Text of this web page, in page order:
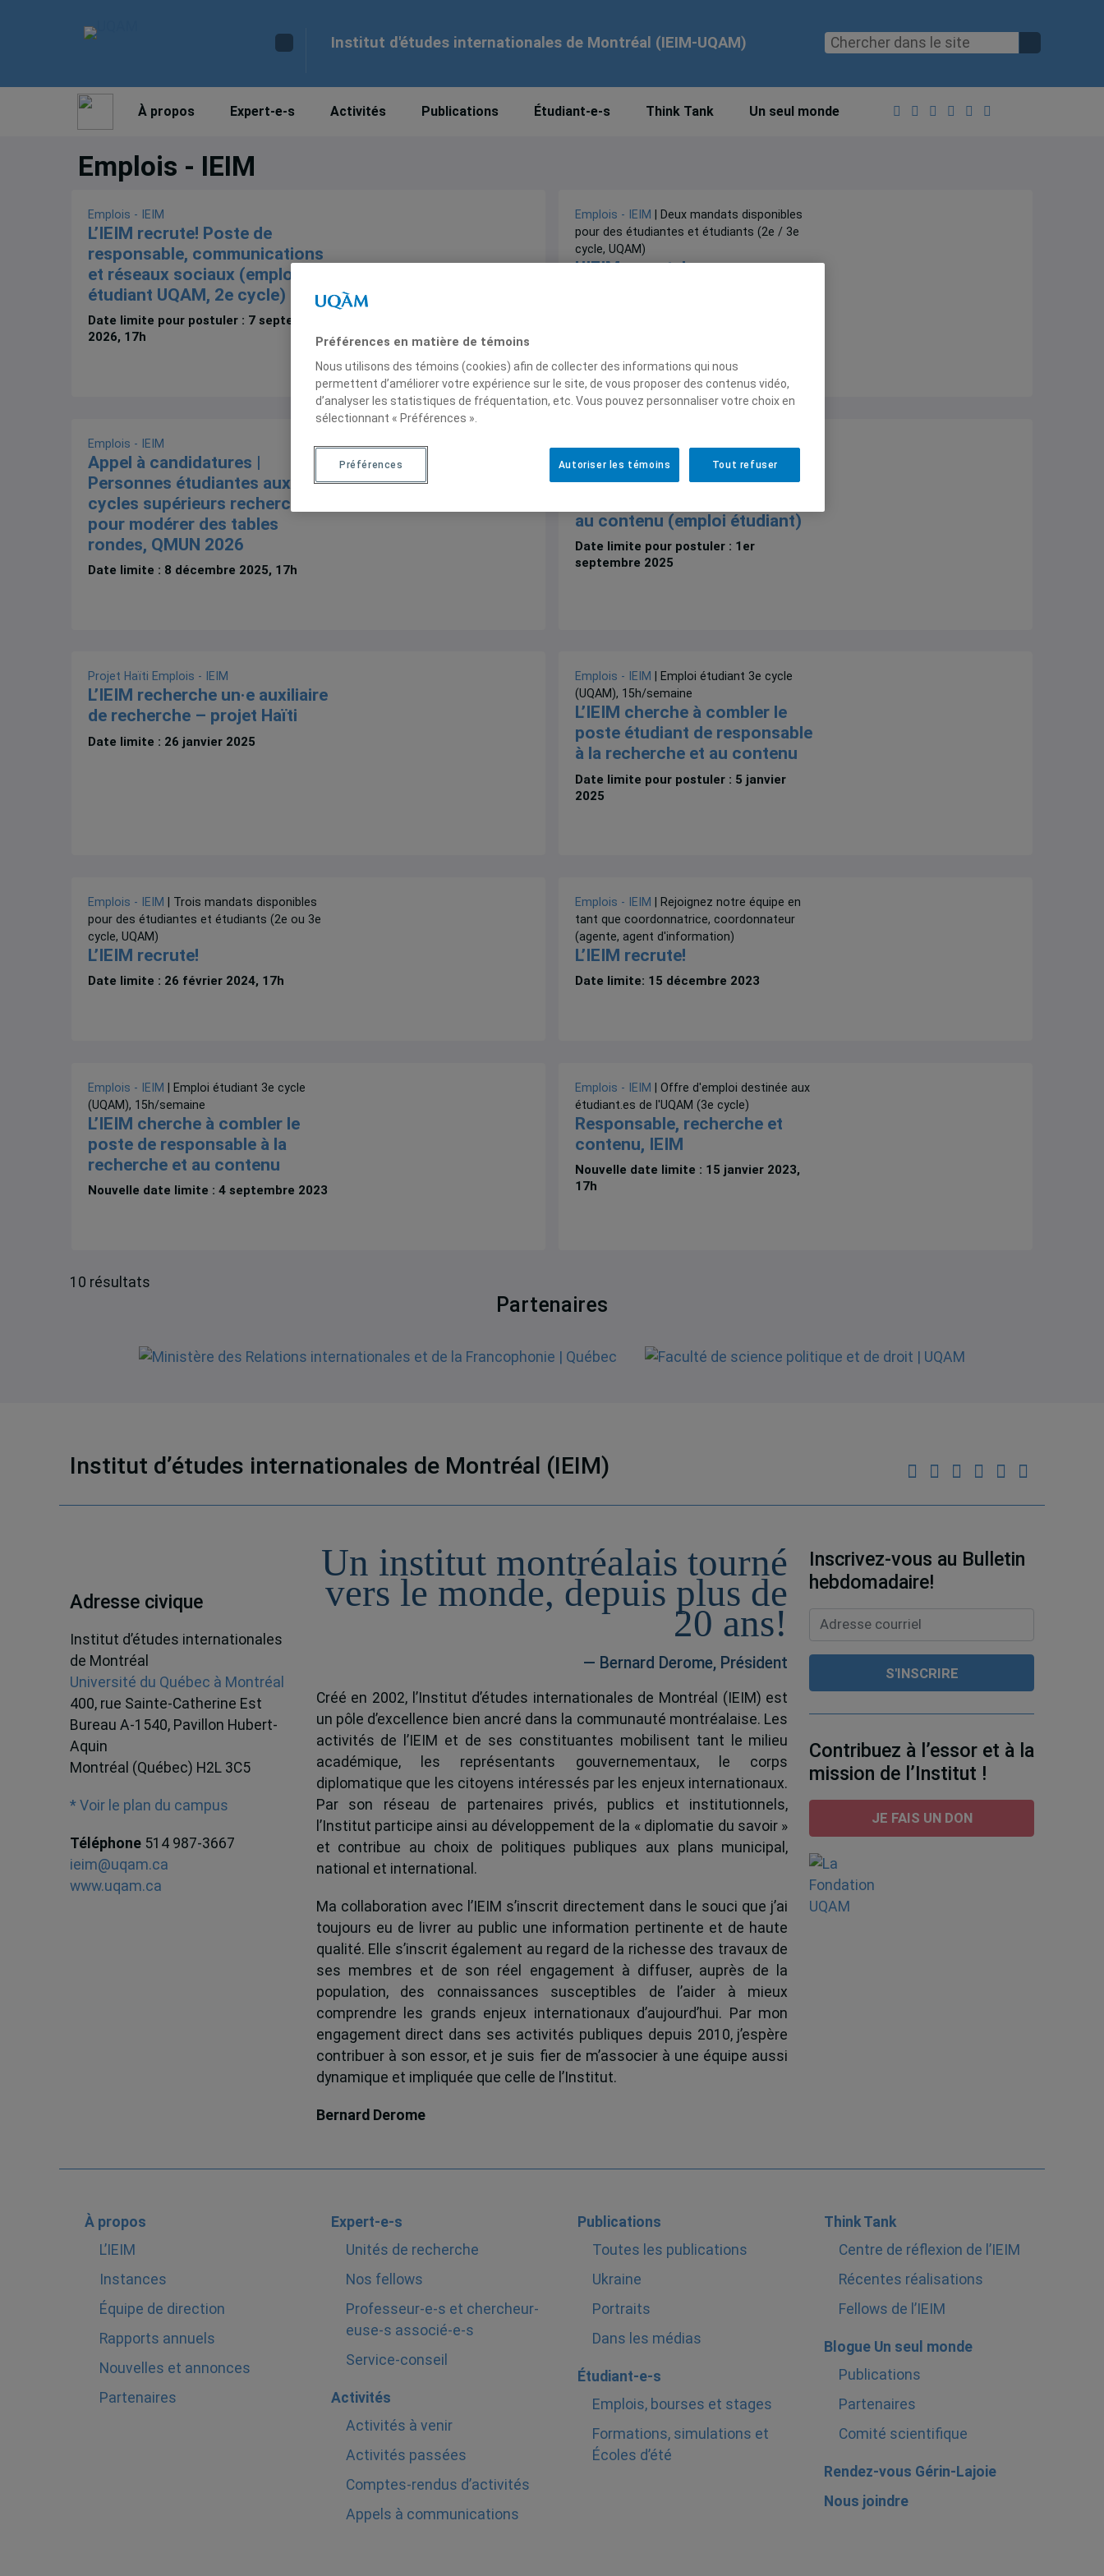
Institut d'études internationales de Montréal (IEIM-UQAM)
À propos Expert-e-s Activités Publications Étudiant-e-s Think Tank Un seul monde
Emplois - IEIM
Emplois - IEIM
L’IEIM recrute! Poste de
responsable, communications
et réseaux sociaux (emploi
étudiant UQAM, 2e cycle)
Date limite pour postuler : 7 septembre
2026, 17h
Emplois - IEIM | Deux mandats disponibles
pour des étudiantes et étudiants (2e / 3e
cycle, UQAM)
L’IEIM recrute!
Emplois - IEIM
Appel à candidatures |
Personnes étudiantes aux
cycles supérieurs recherchées
pour modérer des tables
rondes, QMUN 2026
Date limite : 8 décembre 2025, 17h
(UQAM), 15h/semaine
L’IEIM recrute! Poste de
au contenu (emploi étudiant)
Date limite pour postuler : 1er
septembre 2025
Projet Haïti Emplois - IEIM
L’IEIM recherche un·e auxiliaire
de recherche – projet Haïti
Date limite : 26 janvier 2025
Emplois - IEIM | Emploi étudiant 3e cycle
(UQAM), 15h/semaine
L’IEIM cherche à combler le
poste étudiant de responsable
à la recherche et au contenu
Date limite pour postuler : 5 janvier
2025
Emplois - IEIM
| Trois mandats disponibles
pour des étudiantes et étudiants (2e ou 3e
cycle, UQAM)
L’IEIM recrute!
Date limite : 26 février 2024, 17h
Emplois - IEIM | Rejoignez notre équipe en
tant que coordonnatrice, coordonnateur
(agente, agent d'information)
L’IEIM recrute!
Date limite: 15 décembre 2023
Emplois - IEIM | Emploi étudiant 3e cycle
(UQAM), 15h/semaine
L’IEIM cherche à combler le
poste de responsable à la
recherche et au contenu
Nouvelle date limite : 4 septembre 2023
Emplois - IEIM | Offre d'emploi destinée aux
étudiant.es de l'UQAM (3e cycle)
Responsable, recherche et
contenu, IEIM
Nouvelle date limite : 15 janvier 2023,
17h
10 résultats
Partenaires
Institut d’études internationales de Montréal (IEIM)
Adresse civique
Institut d’études internationales
de Montréal
Université du Québec à Montréal
400, rue Sainte-Catherine Est
Bureau A-1540, Pavillon Hubert-
Aquin
Montréal (Québec) H2L 3C5
* Voir le plan du campus
Téléphone 514 987-3667
ieim@uqam.ca
www.uqam.ca
Un institut montréalais tourné
vers le monde, depuis plus de
20 ans!
— Bernard Derome, Président
Créé en 2002, l’Institut d’études internationales de Montréal (IEIM) est
un pôle d’excellence bien ancré dans la communauté montréalaise. Les
activités de l’IEIM et de ses constituantes mobilisent tant le milieu
académique, les représentants gouvernementaux, le corps
diplomatique que les citoyens intéressés par les enjeux internationaux.
Par son réseau de partenaires privés, publics et institutionnels,
l’Institut participe ainsi au développement de la « diplomatie du savoir »
et contribue au choix de politiques publiques aux plans municipal,
national et international.
Ma collaboration avec l’IEIM s’inscrit directement dans le souci que j’ai
toujours eu de livrer au public une information pertinente et de haute
qualité. Elle s’inscrit également au regard de la richesse des travaux de
ses membres et de son réel engagement à diffuser, auprès de la
population, des connaissances susceptibles de l’aider à mieux
comprendre les grands enjeux internationaux d’aujourd’hui. Par mon
engagement direct dans ses activités publiques depuis 2010, j’espère
contribuer à son essor, et je suis fier de m’associer à une équipe aussi
dynamique et impliquée que celle de l’Institut.
Bernard Derome
Inscrivez-vous au Bulletin
hebdomadaire!
Contribuez à l’essor et à la
mission de l’Institut !
JE FAIS UN DON
À propos
L’IEIM
Instances
Équipe de direction
Rapports annuels
Nouvelles et annonces
Partenaires
Expert-e-s
Unités de recherche
Nos fellows
Professeur-e-s et chercheur-
euse-s associé-e-s
Service-conseil
Activités
Activités à venir
Activités passées
Comptes-rendus d’activités
Appels à communications
Publications
Toutes les publications
Ukraine
Portraits
Dans les médias
Étudiant-e-s
Emplois, bourses et stages
Formations, simulations et
Écoles d’été
Think Tank
Centre de réflexion de l’IEIM
Récentes réalisations
Fellows de l’IEIM
Blogue Un seul monde
Publications
Partenaires
Comité scientifique
Rendez-vous Gérin-Lajoie
Nous joindre
Préférences en matière de témoins
Nous utilisons des témoins (cookies) afin de collecter des informations qui nous
permettent d’améliorer votre expérience sur le site, de vous proposer des contenus vidéo,
d’analyser les statistiques de fréquentation, etc. Vous pouvez personnaliser votre choix en
sélectionnant « Préférences ».
Tout refuser
Autoriser les témoins
Préférences